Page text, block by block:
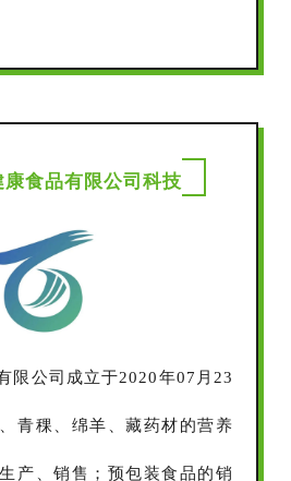
食品有限公司科技
限公司成立于2020年07月23
青稞、绵羊、藏药材的营养
产、销售；预包装食品的销